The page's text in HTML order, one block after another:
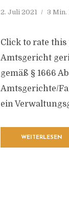
2. Juli 2021 3 Min.
Click to rate this
Amtsgericht
gemäß § 1666
Amtsgerichte/
ein
WEITERLESEN